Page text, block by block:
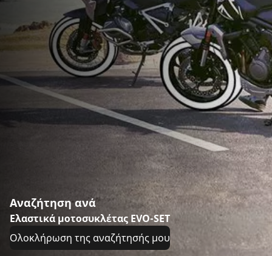
Αναζήτηση ανά
Ελαστικά μοτοσυκλέτας EVO-SET
Ολοκλήρωση της αναζήτησής μου